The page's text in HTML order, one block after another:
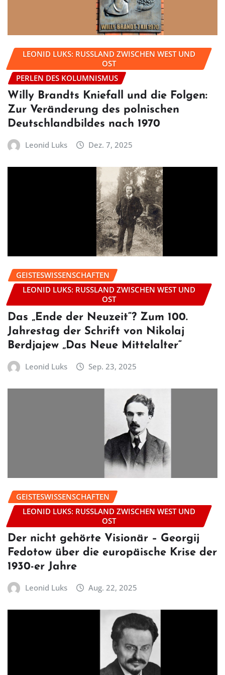
LEONID LUKS: RUSSLAND ZWISCHEN WEST UND
OST
PERLEN DES KOLUMNISMUS
Willy Brandts Kniefall und die Folgen:
Zur Veränderung des polnischen
Deutschlandbildes nach 1970
Leonid Luks Dez. 7, 2025
GEISTESWISSENSCHAFTEN
LEONID LUKS: RUSSLAND ZWISCHEN WEST UND
OST
Das „Ende der Neuzeit“? Zum 100.
Jahrestag der Schrift von Nikolaj
Berdjajew „Das Neue Mittelalter“
Leonid Luks Sep. 23, 2025
GEISTESWISSENSCHAFTEN
LEONID LUKS: RUSSLAND ZWISCHEN WEST UND
OST
Der nicht gehörte Visionär – Georgij
Fedotow über die europäische Krise der
1930-er Jahre
Leonid Luks Aug. 22, 2025